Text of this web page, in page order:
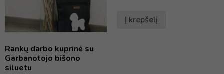
Rankų darbo kuprinė su
Garbanotojo bišono
siluetu
Į krepšelį